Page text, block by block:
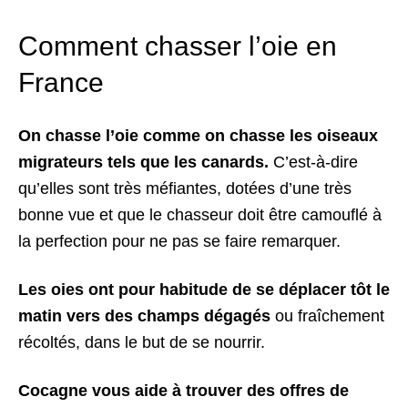
Comment chasser l’oie en
France
On chasse l’oie comme on chasse les oiseaux
migrateurs tels que les canards. C’est-à-dire
qu’elles sont très méfiantes, dotées d’une très
bonne vue et que le chasseur doit être camouflé à
la perfection pour ne pas se faire remarquer.
Les oies ont pour habitude de se déplacer tôt le
matin vers des champs dégagés ou fraîchement
récoltés, dans le but de se nourrir.
Cocagne vous aide à trouver des offres de